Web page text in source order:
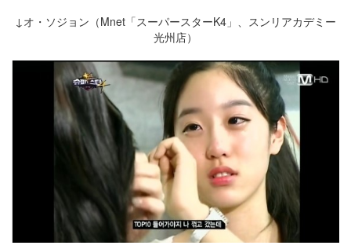
↓オ・ソジョン（Mnet「スーパースターK4」、スンリアカデミー
光州店）